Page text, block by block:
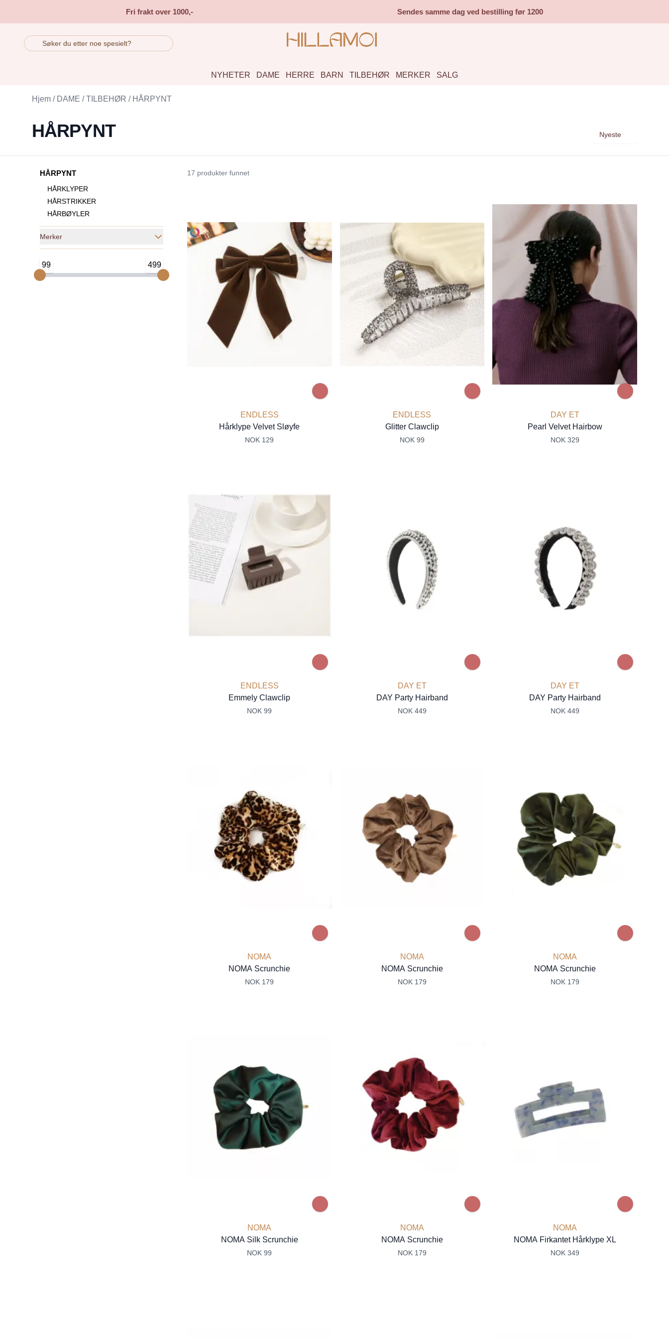
Fri frakt over 1000,- Sendes samme dag ved bestilling før 1200
NYHETER DAME HERRE BARN TILBEHØR MERKER SALG
Hjem / DAME / TILBEHØR / HÅRPYNT
HÅRPYNT Nyeste
HÅRPYNT
HÅRKLYPER
HÅRSTRIKKER
HÅRBØYLER
Merker
99 499
17 produkter funnet
ENDLESS
Hårklype Velvet Sløyfe
NOK 129
ENDLESS
Glitter Clawclip
NOK 99
DAY ET
Pearl Velvet Hairbow
NOK 329
ENDLESS
Emmely Clawclip
NOK 99
DAY ET
DAY Party Hairband
NOK 449
DAY ET
DAY Party Hairband
NOK 449
NOMA
NOMA Scrunchie
NOK 179
NOMA
NOMA Scrunchie
NOK 179
NOMA
NOMA Scrunchie
NOK 179
NOMA
NOMA Silk Scrunchie
NOK 99
NOMA
NOMA Scrunchie
NOK 179
NOMA
NOMA Firkantet Hårklype XL
NOK 349